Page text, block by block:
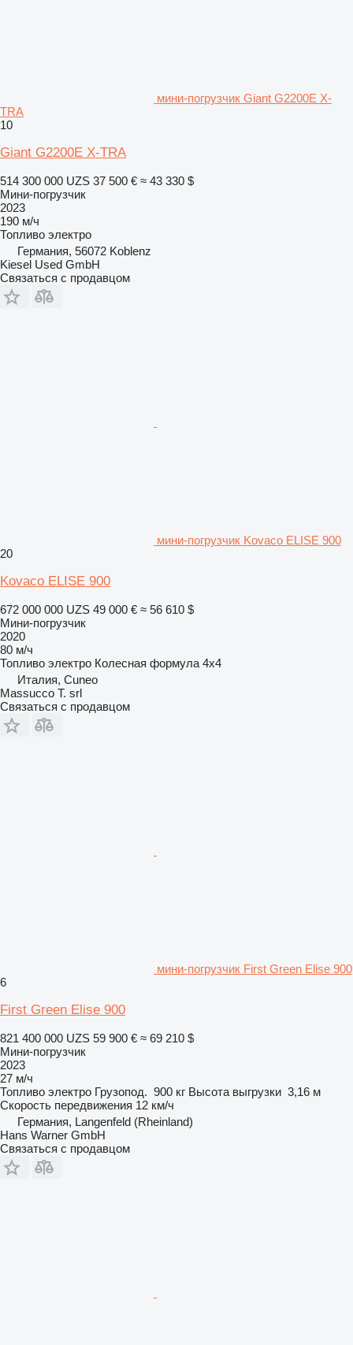
мини-погрузчик Giant G2200E X-
TRA
10
Giant G2200E X-TRA
514 300 000 UZS 37 500 € ≈ 43 330 $
Мини-погрузчик
2023
190 м/ч
Топливо электро
Германия, 56072 Koblenz
Kiesel Used GmbH
Связаться с продавцом
мини-погрузчик Kovaco ELISE 900
20
Kovaco ELISE 900
672 000 000 UZS 49 000 € ≈ 56 610 $
Мини-погрузчик
2020
80 м/ч
Топливо электро Колесная формула 4x4
Италия, Cuneo
Massucco T. srl
Связаться с продавцом
мини-погрузчик First Green Elise 900
6
First Green Elise 900
821 400 000 UZS 59 900 € ≈ 69 210 $
Мини-погрузчик
2023
27 м/ч
Топливо электро Грузопод. 900 кг Высота выгрузки 3,16 м
Скорость передвижения 12 км/ч
Германия, Langenfeld (Rheinland)
Hans Warner GmbH
Связаться с продавцом